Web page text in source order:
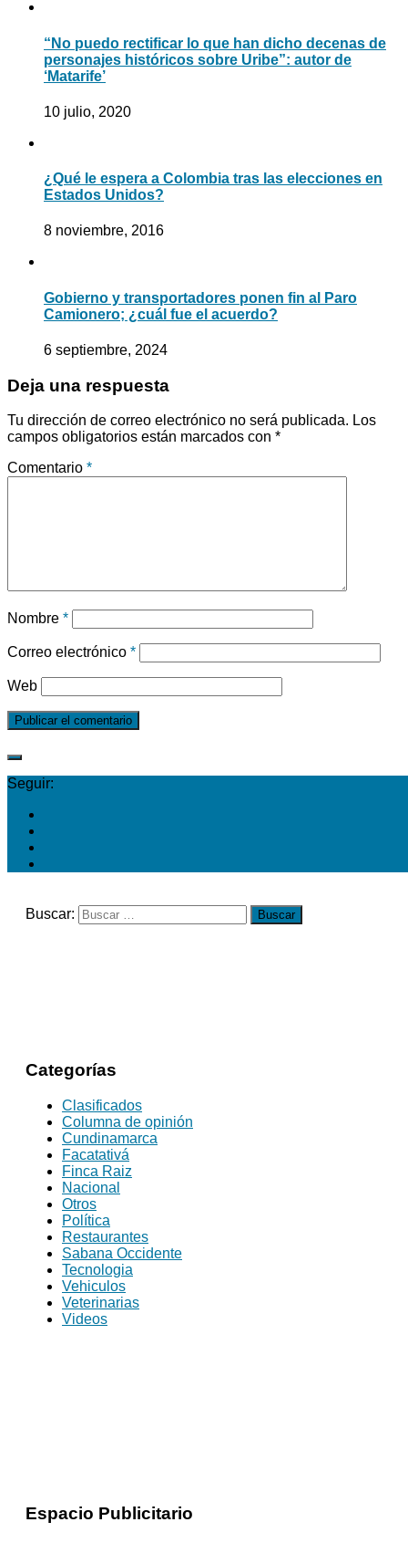
“No puedo rectificar lo que han dicho decenas de
personajes históricos sobre Uribe”: autor de
‘Matarife’
10 julio, 2020
¿Qué le espera a Colombia tras las elecciones en
Estados Unidos?
8 noviembre, 2016
Gobierno y transportadores ponen fin al Paro
Camionero; ¿cuál fue el acuerdo?
6 septiembre, 2024
Deja una respuesta
Tu dirección de correo electrónico no será publicada. Los
campos obligatorios están marcados con *
Comentario *
Nombre *
Correo electrónico *
Web
Seguir:
Buscar:
Categorías
Clasificados
Columna de opinión
Cundinamarca
Facatativá
Finca Raiz
Nacional
Otros
Política
Restaurantes
Sabana Occidente
Tecnologia
Vehiculos
Veterinarias
Videos
Espacio Publicitario